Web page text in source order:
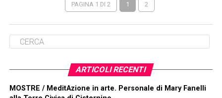
PAGINA 1 DI 2 1 2
ARTICOLI RECENTI
MOSTRE / MeditAzione in arte. Personale di Mary Fanelli